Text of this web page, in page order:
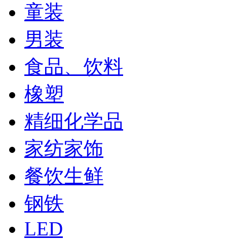
童装
男装
食品、饮料
橡塑
精细化学品
家纺家饰
餐饮生鲜
钢铁
LED